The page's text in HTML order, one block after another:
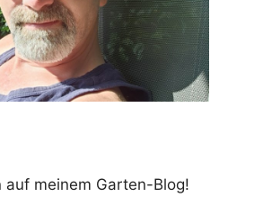
auf meinem Garten-Blog!